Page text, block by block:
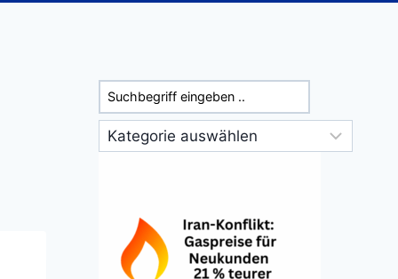
Suchen
Kategorien